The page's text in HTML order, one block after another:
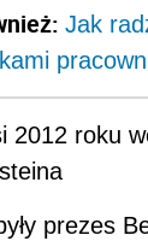
Jak
2012 roku
prezes